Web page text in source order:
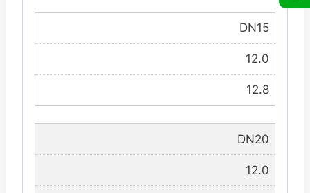
DN15
12.0
12.8
DN20
12.0